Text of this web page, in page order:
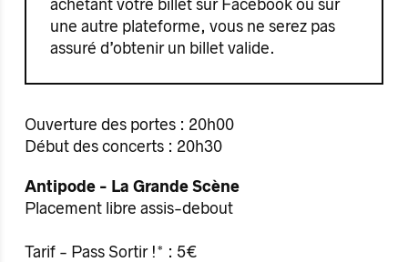
achetant votre billet sur Facebook ou sur
une autre plateforme, vous ne serez pas
assuré d’obtenir un billet valide.
Ouverture des portes : 20h00
Début des concerts : 20h30
Antipode - La Grande Scène
Placement libre assis-debout
Tarif - Pass Sortir !* : 5€